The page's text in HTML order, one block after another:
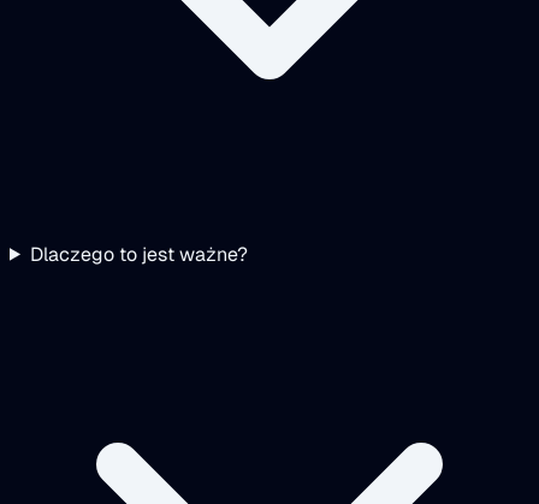
Dlaczego to jest ważne?